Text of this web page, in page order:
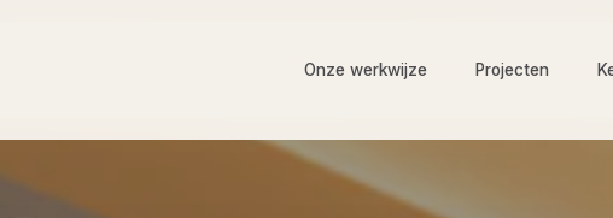
Onze werkwijze Projecten